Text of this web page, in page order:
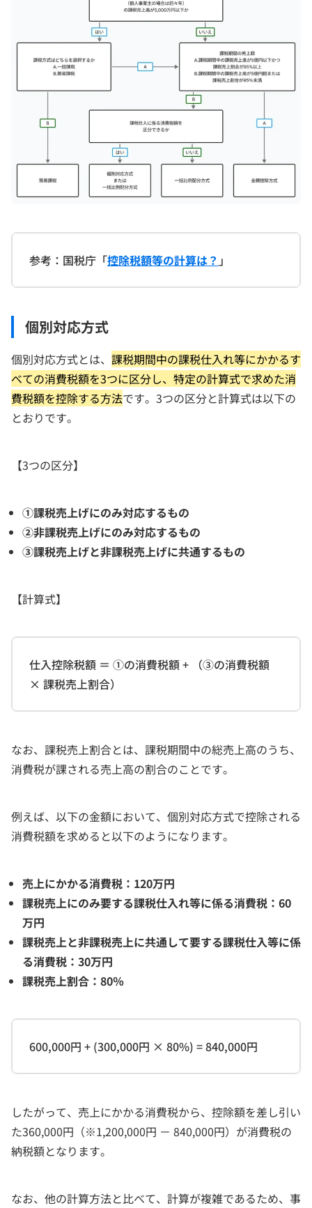
参考：国税庁「控除税額等の計算は？ 」
個別対応方式
個別対応方式とは、 課税期間中の課税仕入れ等にかかるす
べての消費税額を3つに区分し、特定の計算式で求めた消
費税額を控除する方法です。3つの区分と計算式は以下の
とおりです。
【3つの区分】
①課税売上げにのみ対応するもの
②非課税売上げにのみ対応するもの
③課税売上げと非課税売上げに共通するもの
【計算式】
仕入控除税額 ＝ ①の消費税額 + （③の消費税額
× 課税売上割合）
なお、課税売上割合とは、課税期間中の総売上高のうち、
消費税が課される売上高の割合のことです。
例えば、以下の金額において、個別対応方式で控除される
消費税額を求めると以下のようになります。
売上にかかる消費税：120万円
課税売上にのみ要する課税仕入れ等に係る消費税：60
万円
課税売上と非課税売上に共通して要する課税仕入等に係
る消費税：30万円
課税売上割合：80％
600,000円 + (300,000円 × 80%) = 840,000円
したがって、売上にかかる消費税から、控除額を差し引い
た360,000円（※1,200,000円 － 840,000円）が消費税の
納税額となります。
なお、他の計算方法と比べて、計算が複雑であるため、事